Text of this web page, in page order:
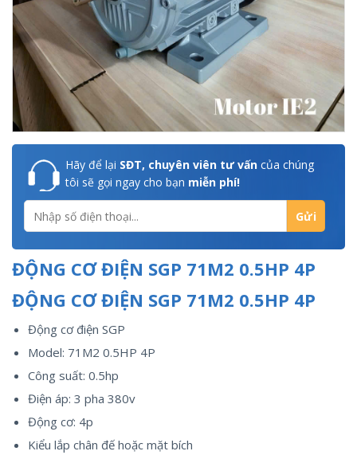
Hãy để lại SĐT, chuyên viên tư vấn của chúng
tôi sẽ gọi ngay cho bạn miễn phí!
ĐỘNG CƠ ĐIỆN SGP 71M2 0.5HP 4P
ĐỘNG CƠ ĐIỆN SGP 71M2 0.5HP 4P
Động cơ điện SGP
Model: 71M2 0.5HP 4P
Công suất: 0.5hp
Điện áp: 3 pha 380v
Động cơ: 4p
Kiểu lắp chân đế hoặc mặt bích